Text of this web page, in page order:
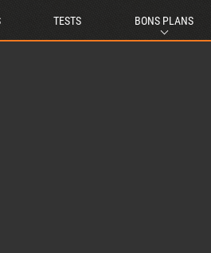
TESTS BONS PLANS